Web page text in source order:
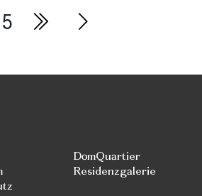
DomQuartier
Residenzgalerie